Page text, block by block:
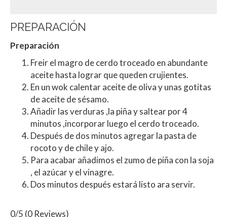
PREPARACIÓN
Preparación
Freir el magro de cerdo troceado en abundante
aceite hasta lograr que queden crujientes.
En un wok calentar aceite de oliva y unas gotitas
de aceite de sésamo.
Añadir las verduras ,la piña y saltear por 4
minutos ,incorporar luego el cerdo troceado.
Después de dos minutos agregar la pasta de
rocoto y de chile y ajo.
Para acabar añadimos el zumo de piña con la soja
, el azúcar y el vinagre.
Dos minutos después estará listo ara servir.
0/5 (0 Reviews)